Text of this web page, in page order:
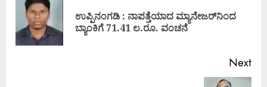
ಉಪ್ಪಿನಂಗಡಿ : ನಾಪತ್ತೆಯಾದ ಮ್ಯಾನೇಜರ್‌ನಿಂದ
ಬ್ಯಾಂಕಿಗೆ 71.41 ಲ.ರೂ. ವಂಚನೆ
Next